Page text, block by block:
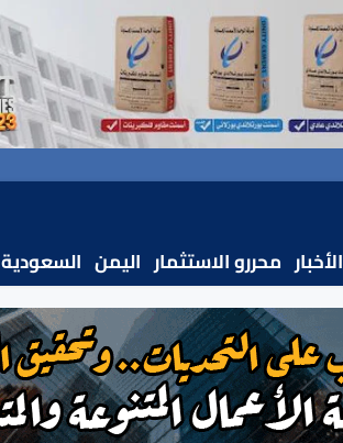
الأخبار محررو الاستثمار اليمن السعودية